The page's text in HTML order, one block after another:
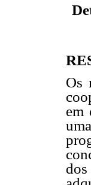
Os
em